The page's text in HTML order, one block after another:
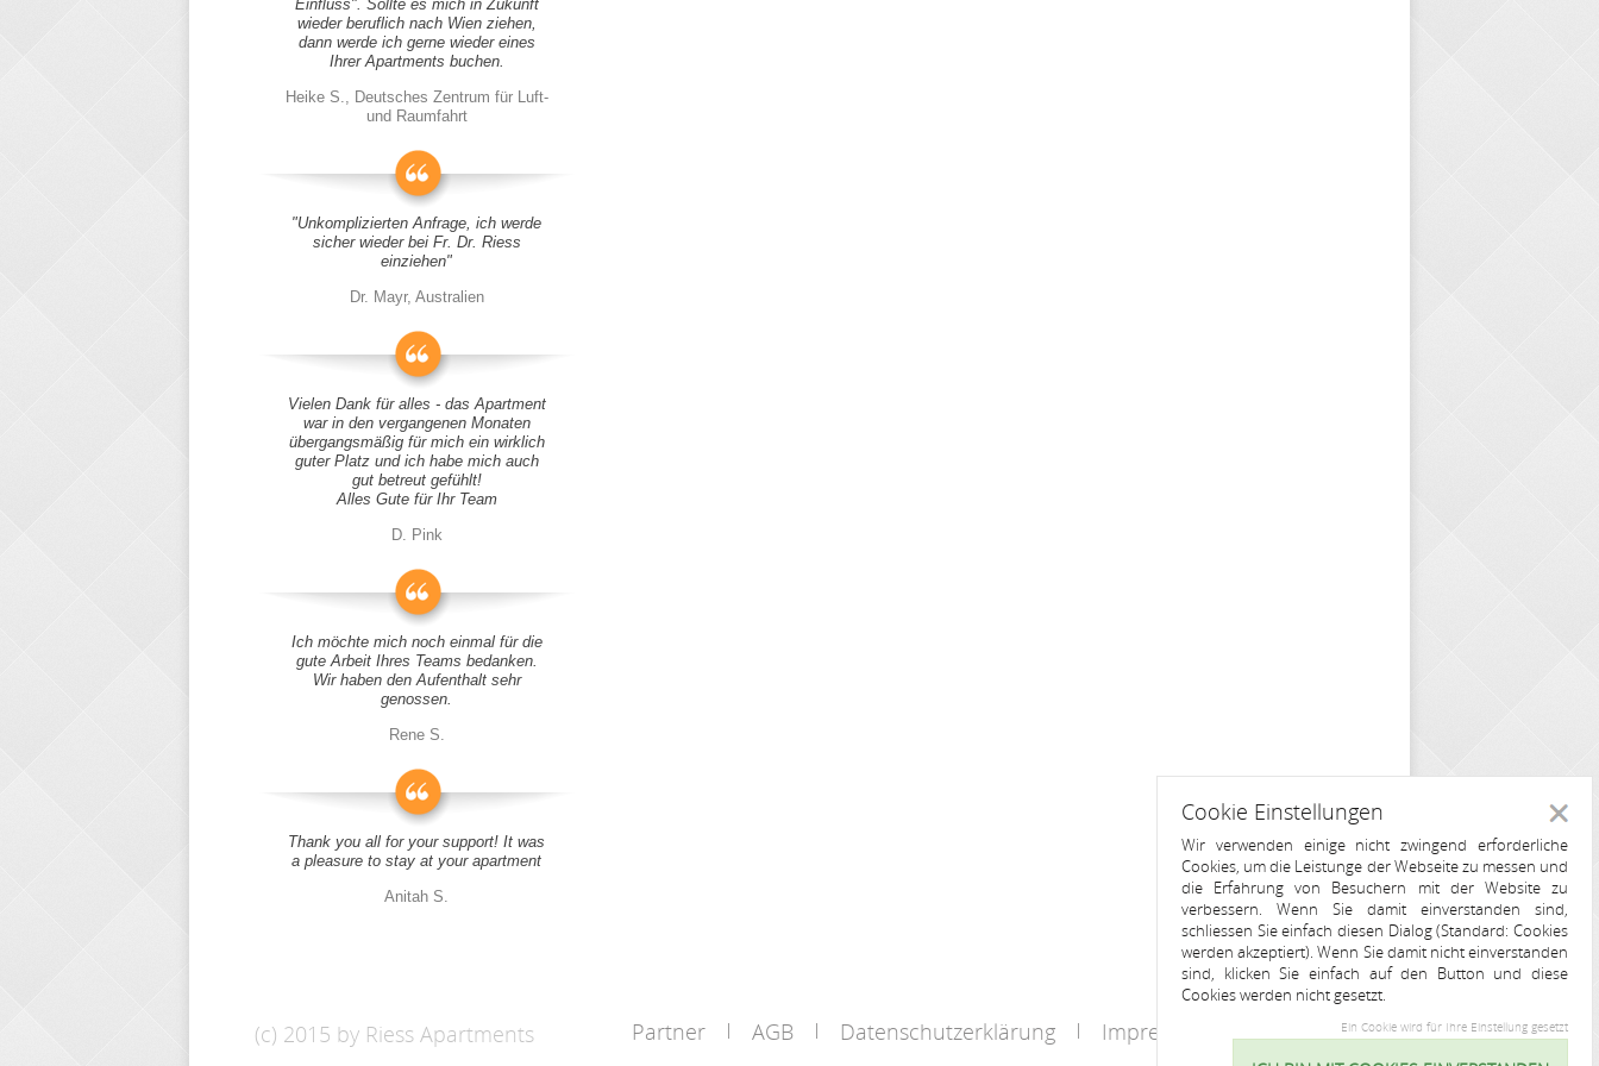
Einfluss". Sollte es mich in Zukunft
wieder beruflich nach Wien ziehen,
dann werde ich gerne wieder eines
Ihrer Apartments buchen.
Heike S., Deutsches Zentrum für Luft-
und Raumfahrt
"Unkomplizierten Anfrage, ich werde
sicher wieder bei Fr. Dr. Riess
einziehen"
Dr. Mayr, Australien
Vielen Dank für alles - das Apartment
war in den vergangenen Monaten
übergangsmäßig für mich ein wirklich
guter Platz und ich habe mich auch
gut betreut gefühlt!
Alles Gute für Ihr Team
D. Pink
Ich möchte mich noch einmal für die
gute Arbeit Ihres Teams bedanken.
Wir haben den Aufenthalt sehr
genossen.
Rene S.
Thank you all for your support! It was
a pleasure to stay at your apartment
Anitah S.
(c) 2015 by Riess Apartments Partner AGB Datenschutzerklärung Impressum Kontakt
Cookie Einstellungen
Wir verwenden einige nicht zwingend erforderliche
Cookies, um die Leistunge der Webseite zu messen und
die Erfahrung von Besuchern mit der Website zu
verbessern. Wenn Sie damit einverstanden sind,
schliessen Sie einfach diesen Dialog (Standard: Cookies
werden akzeptiert). Wenn Sie damit nicht einverstanden
sind, klicken Sie einfach auf den Button und diese
Cookies werden nicht gesetzt.
Ein Cookie wird für Ihre Einstellung gesetzt